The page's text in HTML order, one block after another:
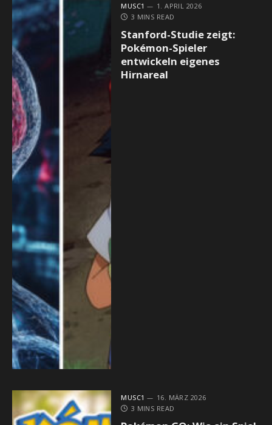
MUSC1
1. APRIL 2026
3 MINS READ
Stanford-Studie zeigt:
Pokémon-Spieler
entwickeln eigenes
Hirnareal
MUSC1
16. MÄRZ 2026
3 MINS READ